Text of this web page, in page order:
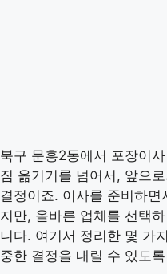
북구 문흥2동에서 포장이
짐 옮기기를 넘어서, 앞으
결정이죠. 이사를 준비하
지만, 올바른 업체를 선택
니다. 여기서 정리한 몇 가
중한 결정을 내릴 수 있도